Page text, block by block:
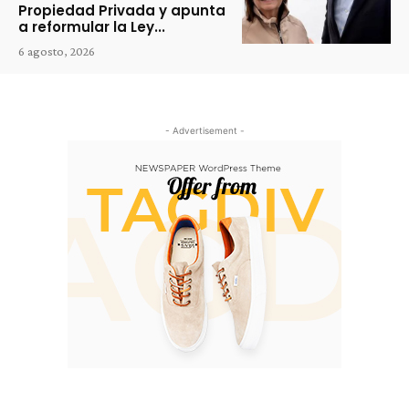
Propiedad Privada y apunta
a reformular la Ley...
6 agosto, 2026
- Advertisement -